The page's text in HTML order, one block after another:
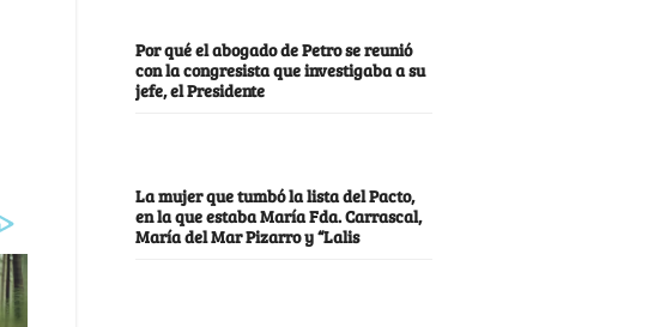
Por qué el abogado de Petro se reunió
con la congresista que investigaba a su
jefe, el Presidente
La mujer que tumbó la lista del Pacto,
en la que estaba María Fda. Carrascal,
María del Mar Pizarro y “Lalis